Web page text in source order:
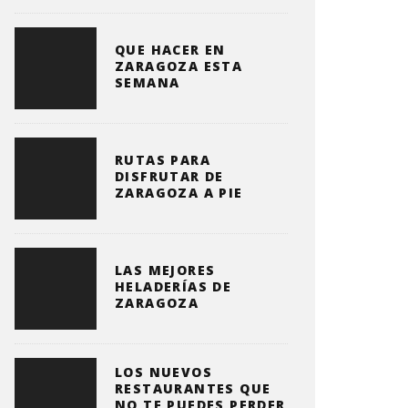
QUE HACER EN
ZARAGOZA ESTA
SEMANA
RUTAS PARA
DISFRUTAR DE
ZARAGOZA A PIE
LAS MEJORES
HELADERÍAS DE
ZARAGOZA
LOS NUEVOS
RESTAURANTES QUE
NO TE PUEDES PERDER